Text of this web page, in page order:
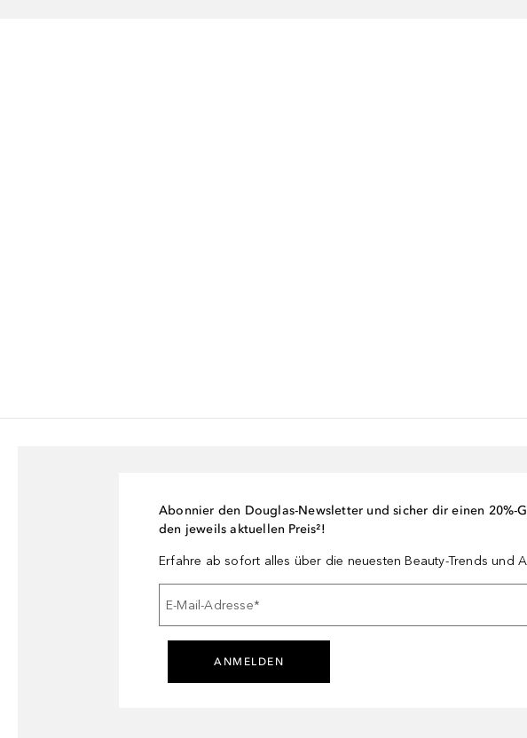
Abonnier den Douglas-Newsletter und sicher dir einen 20%-
den jeweils aktuellen Preis²!
Erfahre ab sofort alles über die neuesten Beauty-Trends und
E-Mail-Adresse*
ANMELDEN